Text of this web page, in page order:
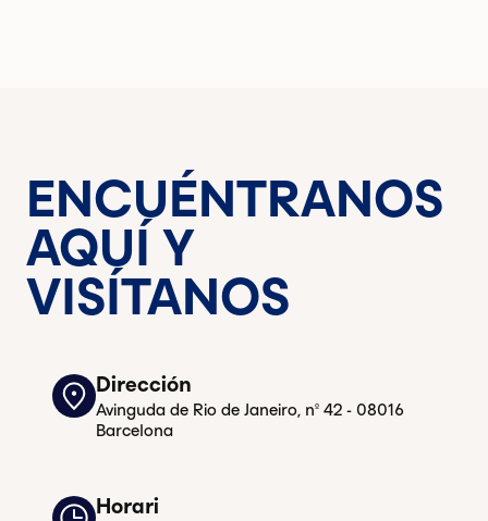
ENCUÉNTRANOS
AQUÍ Y
VISÍTANOS
Dirección
Avinguda de Rio de Janeiro, nº 42 - 08016
Barcelona
Horari